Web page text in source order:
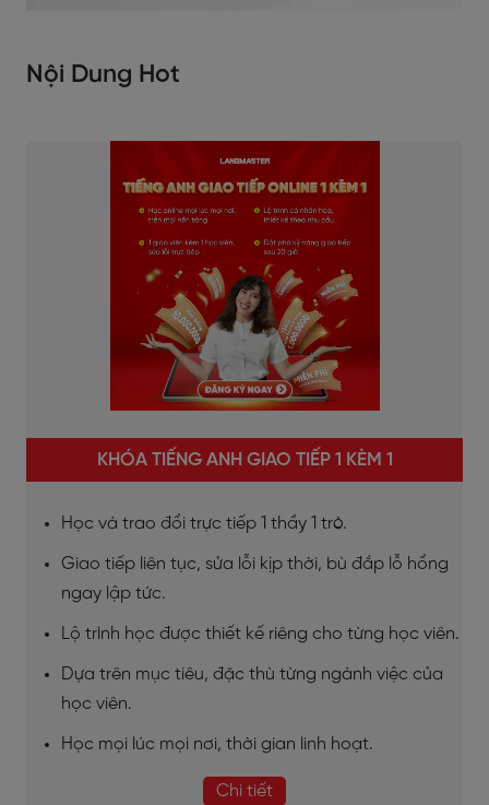
Nội Dung Hot
KHÓA TIẾNG ANH GIAO TIẾP 1 KÈM 1
Học và trao đổi trực tiếp 1 thầy 1 trò.
Giao tiếp liên tục, sửa lỗi kịp thời, bù đắp lỗ hổng
ngay lập tức.
Lộ trình học được thiết kế riêng cho từng học viên.
Dựa trên mục tiêu, đặc thù từng ngành việc của
học viên.
Học mọi lúc mọi nơi, thời gian linh hoạt.
Chi tiết